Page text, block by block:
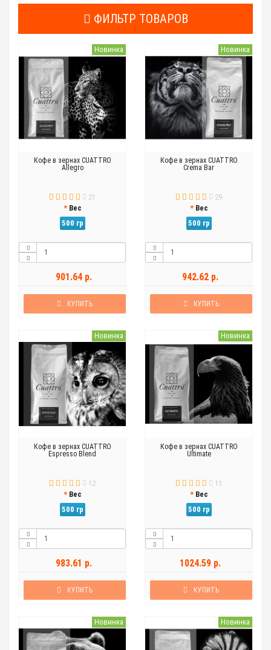
ФИЛЬТР ТОВАРОВ
Новинка
Кофе в зернах CUATTRO
Allegro
21
Вес
500 гр
901.64 р.
КУПИТЬ
Новинка
Кофе в зернах CUATTRO
Crema Bar
29
Вес
500 гр
942.62 р.
КУПИТЬ
Новинка
Кофе в зернах CUATTRO
Espresso Blend
12
Вес
500 гр
983.61 р.
КУПИТЬ
Новинка
Кофе в зернах CUATTRO
Ultimate
11
Вес
500 гр
1024.59 р.
КУПИТЬ
Новинка Новинка